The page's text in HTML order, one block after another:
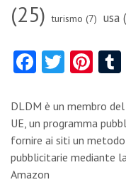
(25) turismo (7) usa
Fa
b
o
o
k
T
itt
er
Pi
er
es
t
DLDM è un membro
UE, un programma
fornire ai siti un
pubblicitarie mediante
Amazon